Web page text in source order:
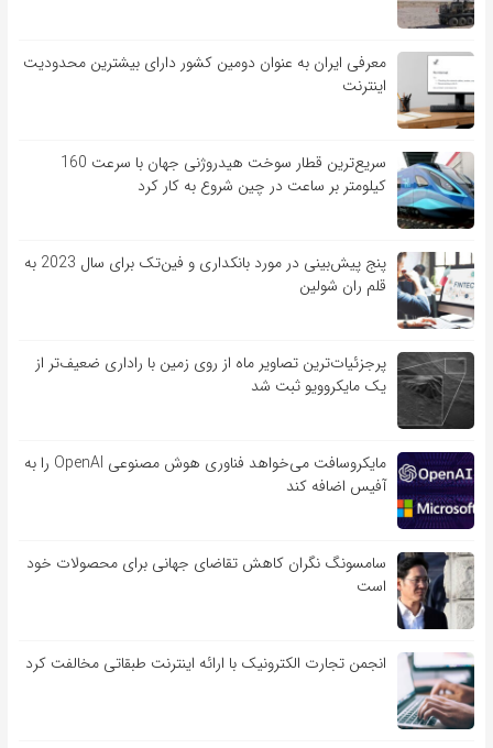
معرفی ایران به عنوان دومین کشور دارای بیشترین محدودیت
اینترنت
سریع‌ترین قطار سوخت هیدروژنی جهان با سرعت 160
کیلومتر بر ساعت در چین شروع به کار کرد
پنج پیش‌بینی در مورد بانکداری و فین‌تک برای سال 2023 به
قلم ران شولین
پرجزئیات‌ترین تصاویر ماه از روی زمین با راداری ضعیف‌تر از
یک مایکروویو ثبت شد
مایکروسافت می‌خواهد فناوری هوش مصنوعی OpenAI را به
آفیس اضافه کند
سامسونگ نگران کاهش تقاضای جهانی برای محصولات خود
است
انجمن تجارت الکترونیک با ارائه اینترنت طبقاتی مخالفت کرد